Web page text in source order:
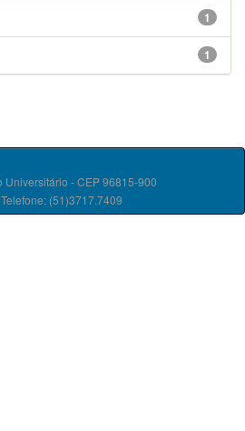
1
1
Universitário - CEP 96815-900
(51)3717.7409